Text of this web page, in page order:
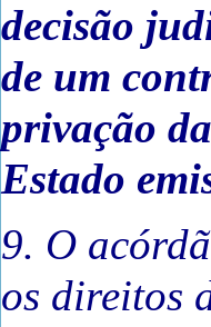
decisão
de um
privação
Estado
9. O
os direitos